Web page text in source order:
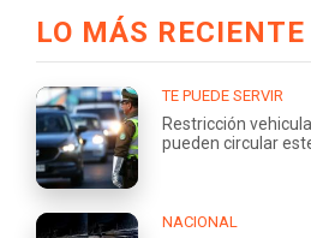
LO MÁS RECIENTE
TE PUEDE SERVIR
Restricción
pueden circular
NACIONAL